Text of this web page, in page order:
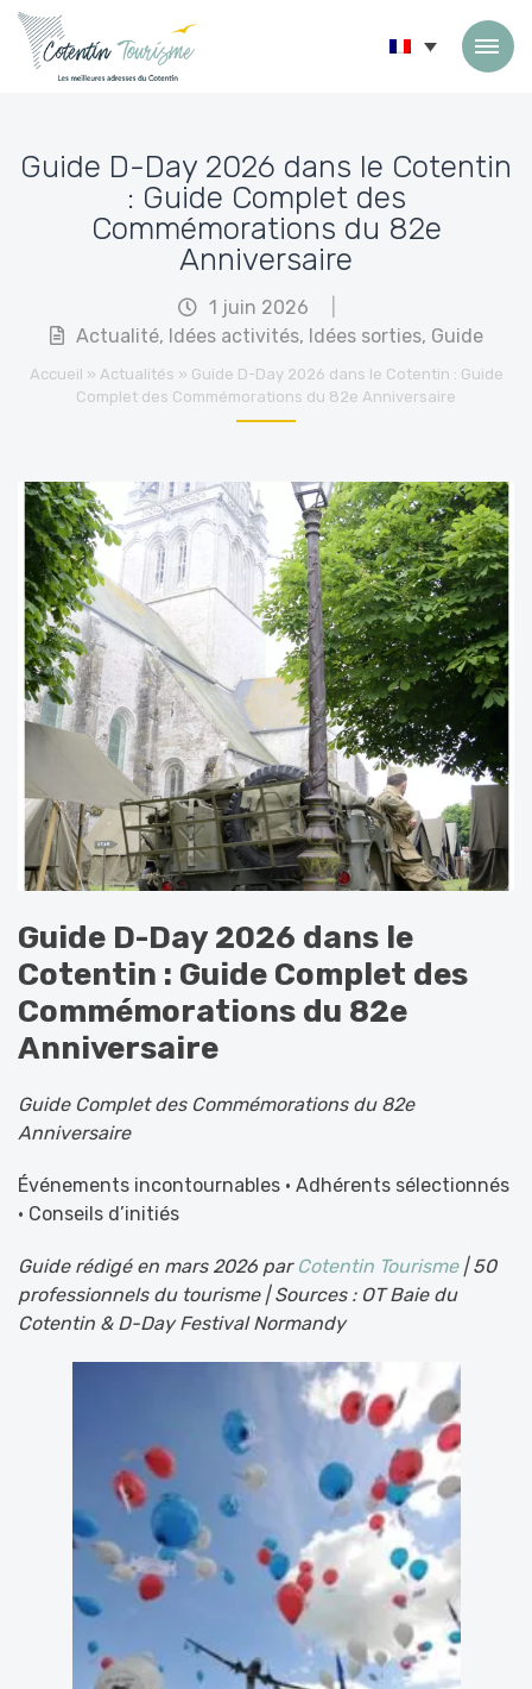
Guide D-Day 2026 dans le Cotentin
: Guide Complet des
Commémorations du 82e
Anniversaire
1 juin 2026
Actualité, Idées activités, Idées sorties, Guide
Accueil » Actualités » Guide D-Day 2026 dans le Cotentin : Guide
Complet des Commémorations du 82e Anniversaire
Guide D-Day 2026 dans le
Cotentin : Guide Complet des
Commémorations du 82e
Anniversaire
Guide Complet des Commémorations du 82e
Anniversaire
Événements incontournables • Adhérents sélectionnés
• Conseils d’initiés
Guide rédigé en mars 2026 par Cotentin Tourisme| 50
professionnels du tourisme | Sources : OT Baie du
Cotentin & D-Day Festival Normandy